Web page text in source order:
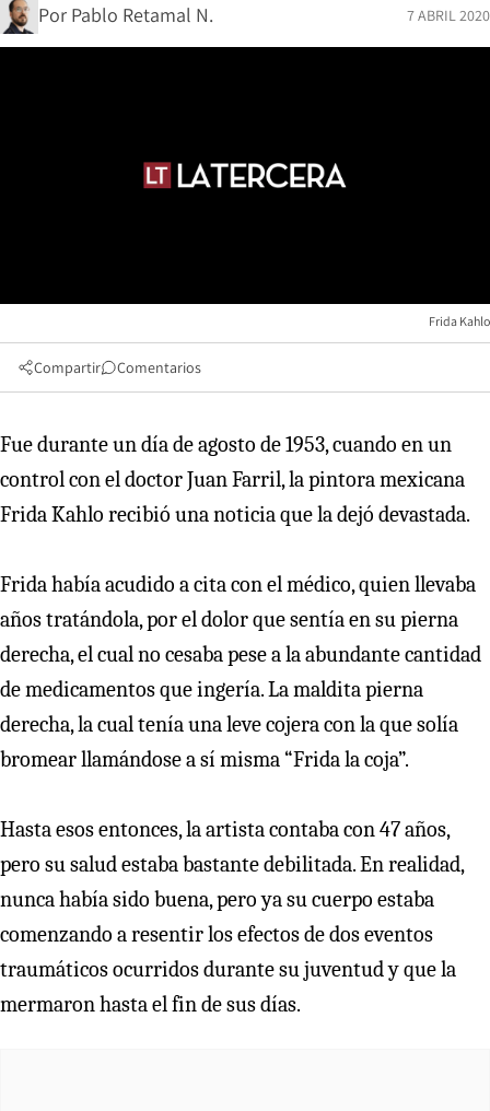
Por Pablo Retamal N. 7 ABRIL 2020
Frida Kahlo
Compartir Comentarios
Fue durante un día de agosto de 1953, cuando en un
control con el doctor Juan Farril, la pintora mexicana
Frida Kahlo recibió una noticia que la dejó devastada.
Frida había acudido a cita con el médico, quien llevaba
años tratándola, por el dolor que sentía en su pierna
derecha, el cual no cesaba pese a la abundante cantidad
de medicamentos que ingería. La maldita pierna
derecha, la cual tenía una leve cojera con la que solía
bromear llamándose a sí misma “Frida la coja”.
Hasta esos entonces, la artista contaba con 47 años,
pero su salud estaba bastante debilitada. En realidad,
nunca había sido buena, pero ya su cuerpo estaba
comenzando a resentir los efectos de dos eventos
traumáticos ocurridos durante su juventud y que la
mermaron hasta el fin de sus días.